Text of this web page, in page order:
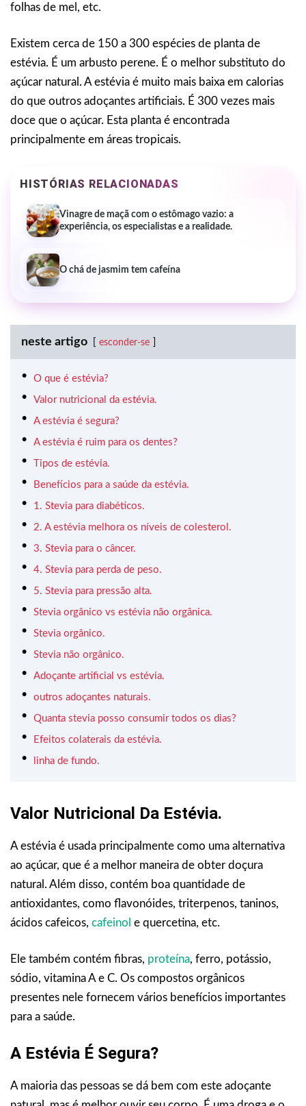
folhas de mel, etc.
Existem cerca de 150 a 300 espécies de planta de
estévia. É um arbusto perene. É o melhor substituto do
açúcar natural. A estévia é muito mais baixa em calorias
do que outros adoçantes artificiais. É 300 vezes mais
doce que o açúcar. Esta planta é encontrada
principalmente em áreas tropicais.
HISTÓRIAS RELACIONADAS
Vinagre de maçã com o estômago vazio: a
experiência, os especialistas e a realidade.
O chá de jasmim tem cafeína
neste artigo esconder-se
O que é estévia?
Valor nutricional da estévia.
A estévia é segura?
A estévia é ruim para os dentes?
Tipos de estévia.
Benefícios para a saúde da estévia.
1. Stevia para diabéticos.
2. A estévia melhora os níveis de colesterol.
3. Stevia para o câncer.
4. Stevia para perda de peso.
5. Stevia para pressão alta.
Stevia orgânico vs estévia não orgânica.
Stevia orgânico.
Stevia não orgânico.
Adoçante artificial vs estévia.
outros adoçantes naturais.
Quanta stevia posso consumir todos os dias?
Efeitos colaterais da estévia.
linha de fundo.
Valor Nutricional Da Estévia.
A estévia é usada principalmente como uma alternativa
ao açúcar, que é a melhor maneira de obter doçura
natural. Além disso, contém boa quantidade de
antioxidantes, como flavonóides, triterpenos, taninos,
ácidos cafeicos, cafeinol e quercetina, etc.
Ele também contém fibras, proteína, ferro, potássio,
sódio, vitamina A e C. Os compostos orgânicos
presentes nele fornecem vários benefícios importantes
para a saúde.
A Estévia É Segura?
A maioria das pessoas se dá bem com este adoçante